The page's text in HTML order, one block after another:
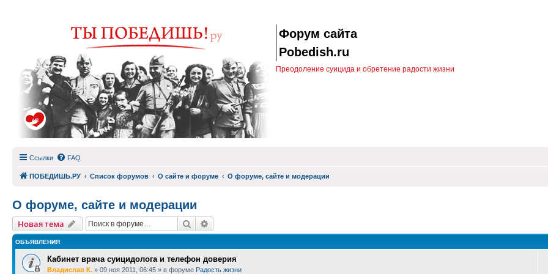
Форум сайта
Pobedish.ru
Преодоление суицида и обретение радости жизни
Ссылки FAQ
ПОБЕДИШЬ.РУ Список форумов О сайте и форуме О форуме, сайте и модерации
О форуме, сайте и модерации
Новая тема Поиск
ОБЪЯВЛЕНИЯ
Кабинет врача суицидолога и телефон доверия
Владислав К. » 09 ноя 2011, 06:45 » в форуме Радость жизни